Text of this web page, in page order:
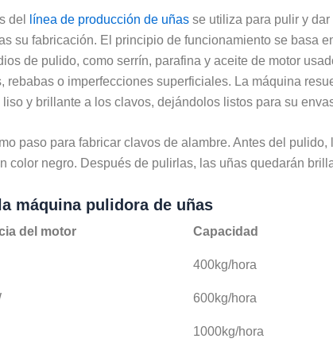
del línea de producción de uñas se utiliza para pulir y
su fabricación. El principio de funcionamiento se basa
de pulido, como serrín, parafina y aceite de motor
rebabas o imperfecciones superficiales. La máquina
y brillante a los clavos, dejándolos listos para su
paso para fabricar clavos de alambre. Antes del pulido,
color negro. Después de pulirlas, las uñas quedarán
máquina pulidora de uñas
del motor Capacidad
400kg/hora
600kg/hora
1000kg/hora